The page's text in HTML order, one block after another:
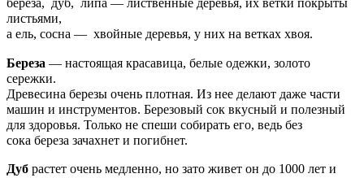
листьями,
а ель, сосна — хвойные деревья, у них на ветках хвоя.
Береза — настоящая красавица, белые одежки, золото
сережки.
Древесина березы очень плотная. Из нее делают даже части
машин и инструментов. Березовый сок вкусный и полезный
для здоровья. Только не спеши собирать его, ведь без
сока береза зачахнет и погибнет.
Дуб растет очень медленно, но зато живет он до 1000 лет и